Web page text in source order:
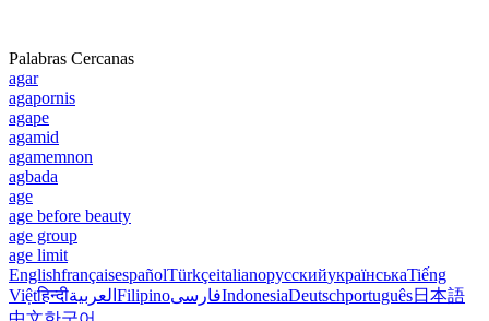
Palabras Cercanas
agar
agapornis
agape
agamid
agamemnon
agbada
age
age before beauty
age group
age limit
EnglishfrançaisespañolTürkçeitalianoрусскийукраїнськаTiếng
Việtहिन्दीالعربية FilipinoفارسیIndonesiaDeutschportuguês日本語